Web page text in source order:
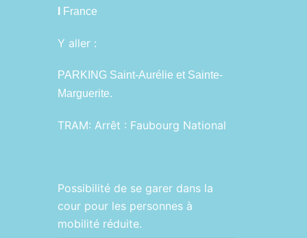
France
Y aller :
PARKING Saint-Aurélie et Sainte-
Marguerite.
TRAM: Arrêt : Faubourg National
Possibilité de se garer dans la
cour pour les personnes à
mobilité réduite.